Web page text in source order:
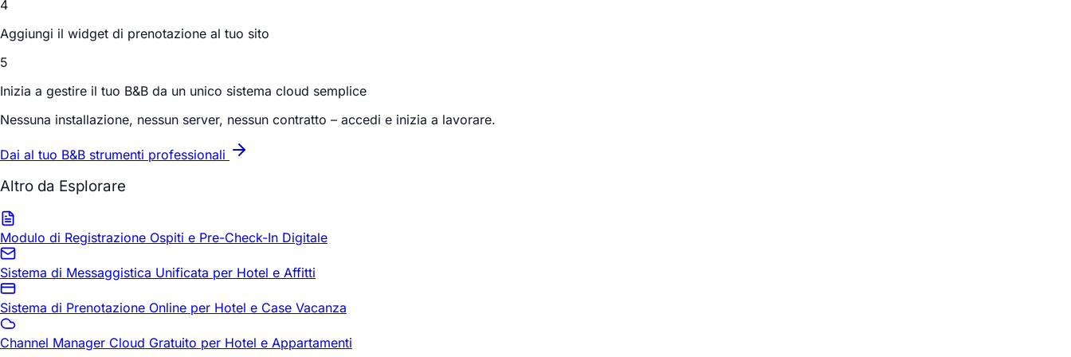
4
Aggiungi il widget di prenotazione al tuo sito
5
Inizia a gestire il tuo B&B da un unico sistema cloud semplice
Nessuna installazione, nessun server, nessun contratto – accedi e inizia a lavorare.
Dai al tuo B&B strumenti professionali
Altro da Esplorare
Modulo di Registrazione Ospiti e Pre-Check-In Digitale
Sistema di Messaggistica Unificata per Hotel e Affitti
Sistema di Prenotazione Online per Hotel e Case Vacanza
Channel Manager Cloud Gratuito per Hotel e Appartamenti